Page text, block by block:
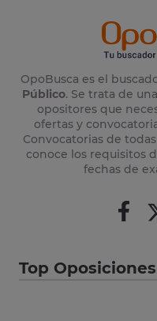
OpoBusca es el
Público. Se trata de
opositores que
ofertas y
Convocatorias de
conoce los requisitos
fechas de
Top Oposiciones